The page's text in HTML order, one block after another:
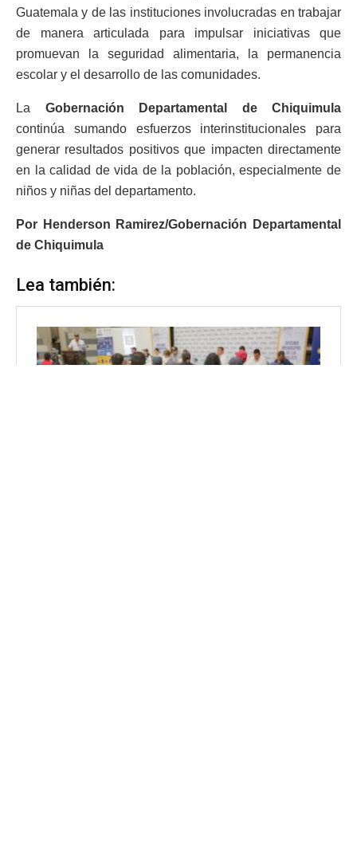
Guatemala y de las instituciones involucradas en trabajar
de manera articulada para impulsar iniciativas que
promuevan la seguridad alimentaria, la permanencia
escolar y el desarrollo de las comunidades.
La Gobernación Departamental de Chiquimula
continúa sumando esfuerzos interinstitucionales para
generar resultados positivos que impacten directamente
en la calidad de vida de la población, especialmente de
niños y niñas del departamento.
Por Henderson Ramirez/Gobernación Departamental
de Chiquimula
Lea también: